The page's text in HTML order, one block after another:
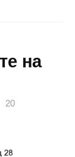
на
20